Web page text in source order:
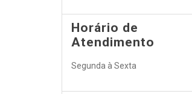
Horário de
Atendimento
Segunda à Sexta